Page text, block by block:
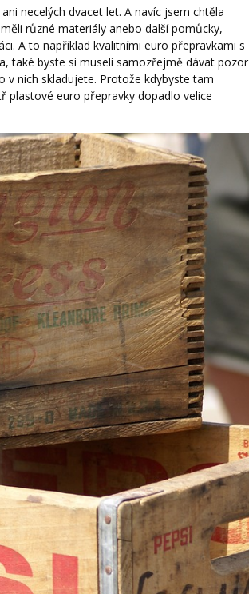
necelých dvacet let. A navíc jsem chtěla
různé materiály anebo další pomůcky,
A to například kvalitními euro přepravkami s
také byste si museli samozřejmě dávat pozor
v nich skladujete. Protože kdybyste tam
plastové euro přepravky dopadlo velice